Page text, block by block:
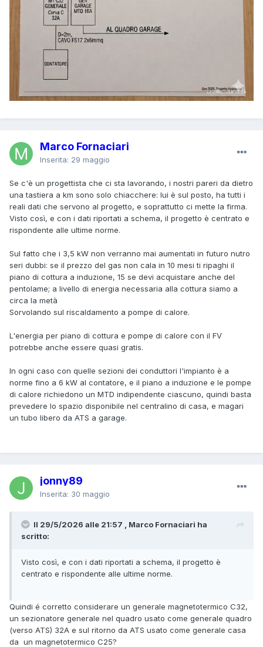
Marco Fornaciari
Inserita: 29 maggio
Se c'è un progettista che ci sta lavorando, i nostri pareri da dietro
una tastiera a km sono solo chiacchere: lui è sul posto, ha tutti i
reali dati che servono al progetto, e soprattutto ci mette la firma.
Visto così, e con i dati riportati a schema, il progetto è centrato e
rispondente alle ultime norme.
Sul fatto che i 3,5 kW non verranno mai aumentati in futuro nutro
seri dubbi: se il prezzo del gas non cala in 10 mesi ti ripaghi il
piano di cottura a induzione, 15 se devi acquistare anche del
pentolame; a livello di energia necessaria alla cottura siamo a
circa la metà
Sorvolando sul riscaldamento a pompe di calore.
L'energia per piano di cottura e pompe di calore con il FV
potrebbe anche essere quasi gratis.
In ogni caso con quelle sezioni dei conduttori l'impianto è a
norme fino a 6 kW al contatore, e il piano a induzione e le pompe
di calore richiedono un MTD indipendente ciascuno, quindi basta
prevedere lo spazio disponibile nel centralino di casa, e magari
un tubo libero da ATS a garage.
jonny89
Inserita: 30 maggio
Il 29/5/2026 alle 21:57 , Marco Fornaciari ha
scritto:
Visto così, e con i dati riportati a schema, il progetto è
centrato e rispondente alle ultime norme.
Quindi é corretto considerare un generale magnetotermico C32,
un sezionatore generale nel quadro usato come generale quadro
(verso ATS) 32A e sul ritorno da ATS usato come generale casa
da un magnetotermico C25?